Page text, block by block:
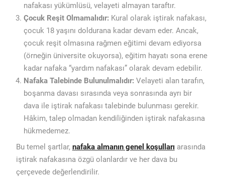
nafakası yükümlüsü, velayeti almayan taraftır.
Çocuk Reşit Olmamalıdır: Kural olarak iştirak nafakası,
çocuk 18 yaşını doldurana kadar devam eder. Ancak,
çocuk reşit olmasına rağmen eğitimi devam ediyorsa
(örneğin üniversite okuyorsa), eğitim hayatı sona erene
kadar nafaka “yardım nafakası” olarak devam edebilir.
Nafaka Talebinde Bulunulmalıdır: Velayeti alan tarafın,
boşanma davası sırasında veya sonrasında ayrı bir
dava ile iştirak nafakası talebinde bulunması gerekir.
Hâkim, talep olmadan kendiliğinden iştirak nafakasına
hükmedemez.
Bu temel şartlar, nafaka almanın genel koşulları arasında
iştirak nafakasına özgü olanlardır ve her dava bu
çerçevede değerlendirilir.